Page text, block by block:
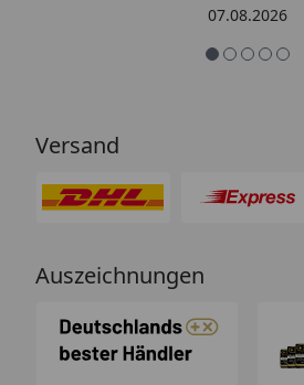
07.08.2026
Versand
Auszeichnungen